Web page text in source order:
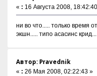
« : 16 Августа 2008,
ни во что..... только время
экшн..... типо асасинс крид...
Автор: Pravednik
« : 26 Мая 2008, 02:22:43 »